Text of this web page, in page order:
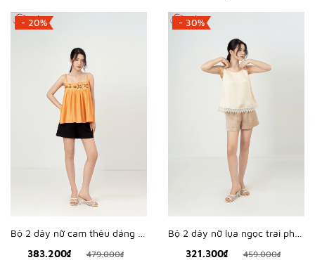
- 20%
383.200₫
479.000₫
- 30%
321.300₫
459.000₫